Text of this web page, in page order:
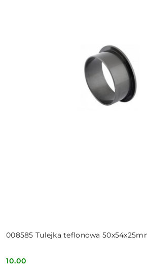
008585 Tulejka teflonowa
Cena:
10.00